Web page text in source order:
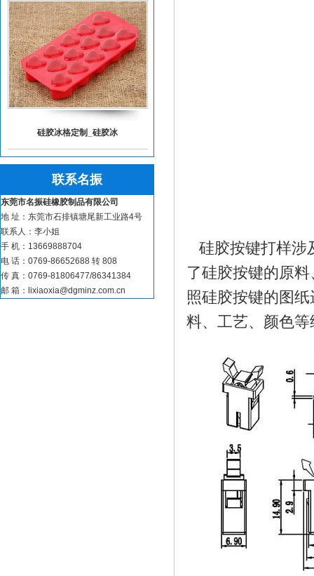
硅胶按键打样涉
了硅胶按键的原
照硅胶按键的图
料、工艺、颜色
硅胶煎蛋器_硅胶食物
联系名振
东莞市名振硅橡胶制品有限公司
地 址：东莞市石排镇塘尾新工业路4号
联系人：李小姐
手 机：13669888704
电 话：0769-86652688 转 808
传 真：0769-81806477/86341384
邮 箱：lixiaoxia@dgminz.com.cn